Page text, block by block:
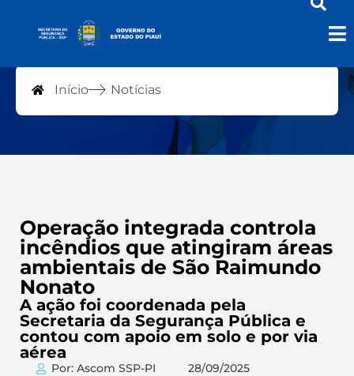
Notícias
Início Notícias
Operação integrada controla
incêndios que atingiram áreas
ambientais de São Raimundo
Nonato
A ação foi coordenada pela
Secretaria da Segurança Pública e
contou com apoio em solo e por via
aérea
Por: Ascom SSP-PI 28/09/2025